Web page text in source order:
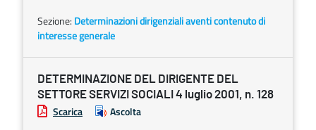
Sezione: Determinazioni dirigenziali aventi contenuto di
interesse generale
DETERMINAZIONE DEL DIRIGENTE DEL
SETTORE SERVIZI SOCIALI 4 luglio 2001, n. 128
Scarica Ascolta